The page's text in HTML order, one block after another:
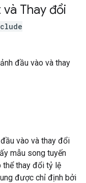
và Thay đổi
đầu vào và thay
vào và thay đổi
mẫu song tuyến
thể thay đổi tỷ lệ
được chỉ định bởi